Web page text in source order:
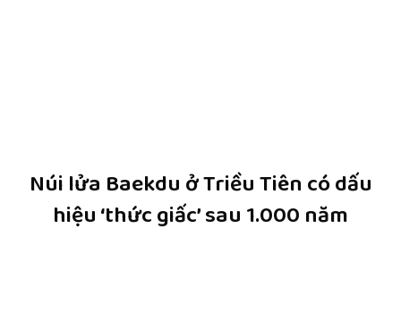
Núi lửa Baekdu ở Triều Tiên có dấu
hiệu ‘thức giấc’ sau 1.000 năm